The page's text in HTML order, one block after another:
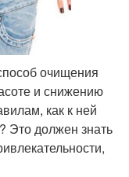
очищения
и снижению
как к ней
Это должен знать